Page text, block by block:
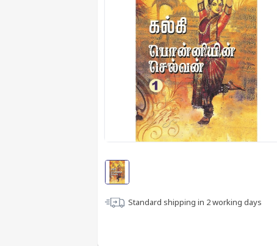
Standard shipping in 2working days